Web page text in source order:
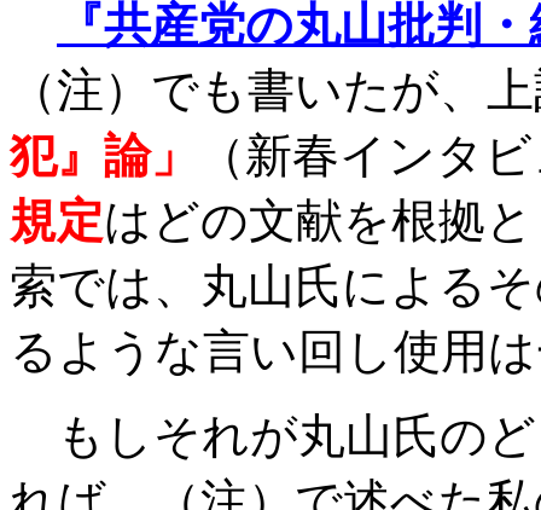
『共産党の丸山批判
（注）でも書いたが、
犯』論」
（新春インタ
規定はどの文献を根拠
索では、丸山氏による
るような言い回し使用
もしそれが丸山氏の